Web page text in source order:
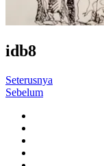
idb8
Seterusnya
Sebelum